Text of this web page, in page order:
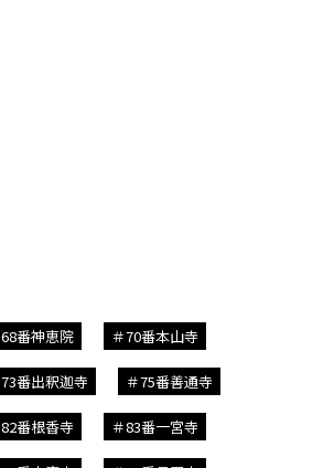
68番神恵院 70番本山寺
73番出釈迦寺 75番善通寺
82番根香寺 83番一宮寺